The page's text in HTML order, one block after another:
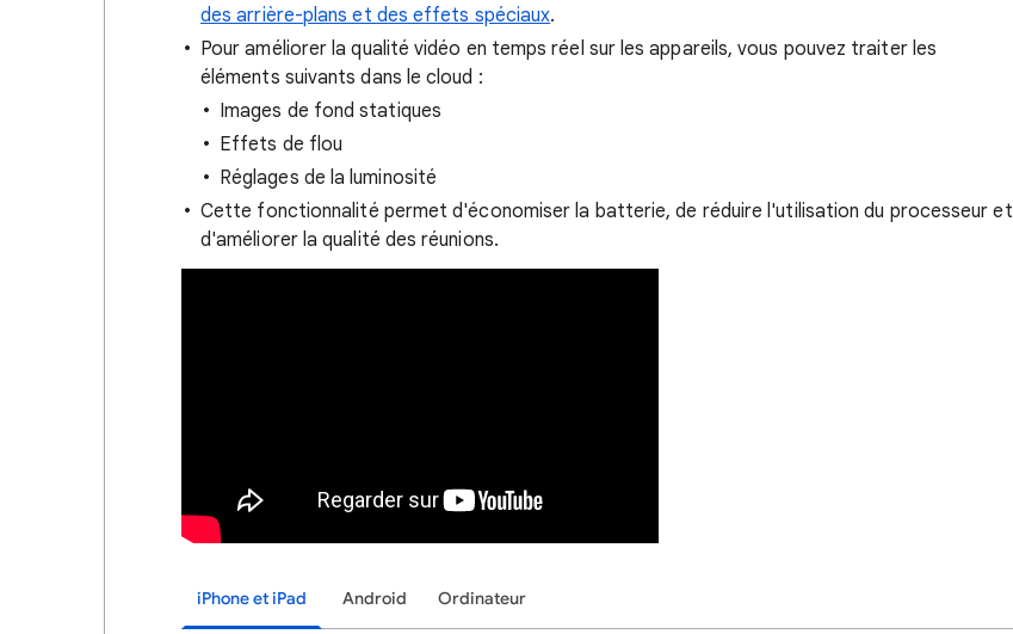
des arrière-plans et des effets spéciaux.
Pour améliorer la qualité vidéo en temps réel sur les appareils, vous pouvez traiter les
éléments suivants dans le cloud :
Images de fond statiques
Effets de flou
Réglages de la luminosité
Cette fonctionnalité permet d'économiser la batterie, de réduire l'utilisation du processeur et
d'améliorer la qualité des réunions.
iPhone et iPad Android Ordinateur